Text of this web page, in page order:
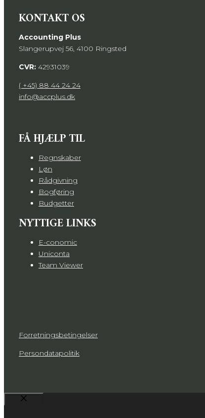
KONTAKT OS
Accounting Plus
Slangerupvej 56, 4100 Ringsted
CVR: 42931039
( +45) 88 44 24 24
info@accplus.dk
FÅ HJÆLP TIL
Regnskaber
Løn
Rådgivning
Bogføring
Budgetter
NYTTIGE LINKS
E-conomic
Uniconta
Team Viewer
​Forretningsbetingelser
​Persondatapolitik